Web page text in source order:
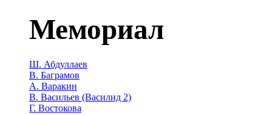
Мемориал
Ш. Абдуллаев
В. Баграмов
А. Варакин
В. Васильев (Василид 2)
Г. Востокова